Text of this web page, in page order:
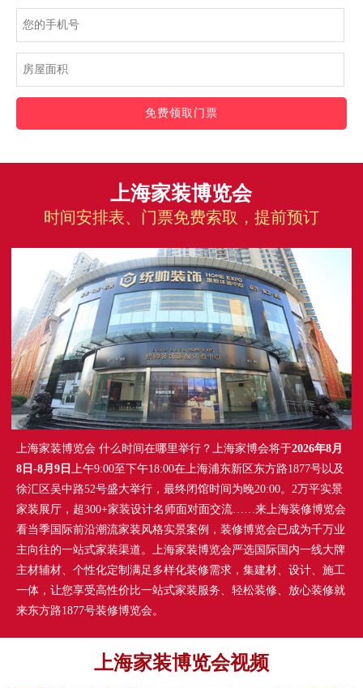
免费领取门票
上海家装博览会
时间安排表、门票免费索取，提前预订
上海家装博览会 什么时间在哪里举行？上海家博会将于2026年8月
8日-8月9日
上午9:00至下午18:00在上海浦东新区东方路1877号以及
徐汇区吴中路52号盛大举行，最终闭馆时间为晚20:00。2万平实景
家装展厅，超300+家装设计名师面对面交流……来上海装修博览会
看当季国际前沿潮流家装风格实景案例，装修博览会已成为千万业
主向往的一站式家装渠道。上海家装博览会严选国际国内一线大牌
主材辅材、个性化定制满足多样化装修需求，集建材、设计、施工
一体，让您享受高性价比一站式家装服务、轻松装修、放心装修就
来东方路1877号装修博览会。
上海家装博览会视频